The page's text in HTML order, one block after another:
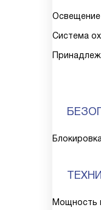
Освещение
Система
Мощность